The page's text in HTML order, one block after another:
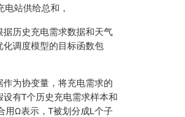
电站供给总和，
历史充电需求数据和天气
调度模型的目标函数包
为协变量，将充电需求的
有T个历史充电需求样本和
用Ω表示，T被划分成L个子